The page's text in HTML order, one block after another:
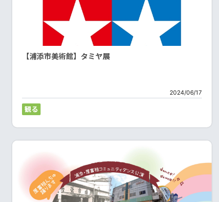
【浦添市美術館】タミヤ展
2024/06/17
観る